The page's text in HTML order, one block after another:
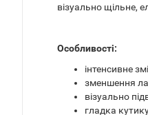
візуально щільне,
Особливості:
інтенсивне
зменшення
візуально
гладка